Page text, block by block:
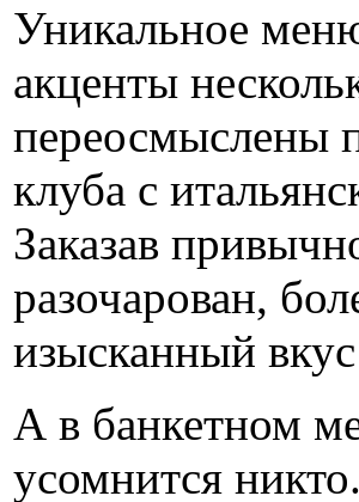
Уникальное
акценты
переосмыслены
клуба с
Заказав
разочарован,
изысканный
А в банкетном
усомнится